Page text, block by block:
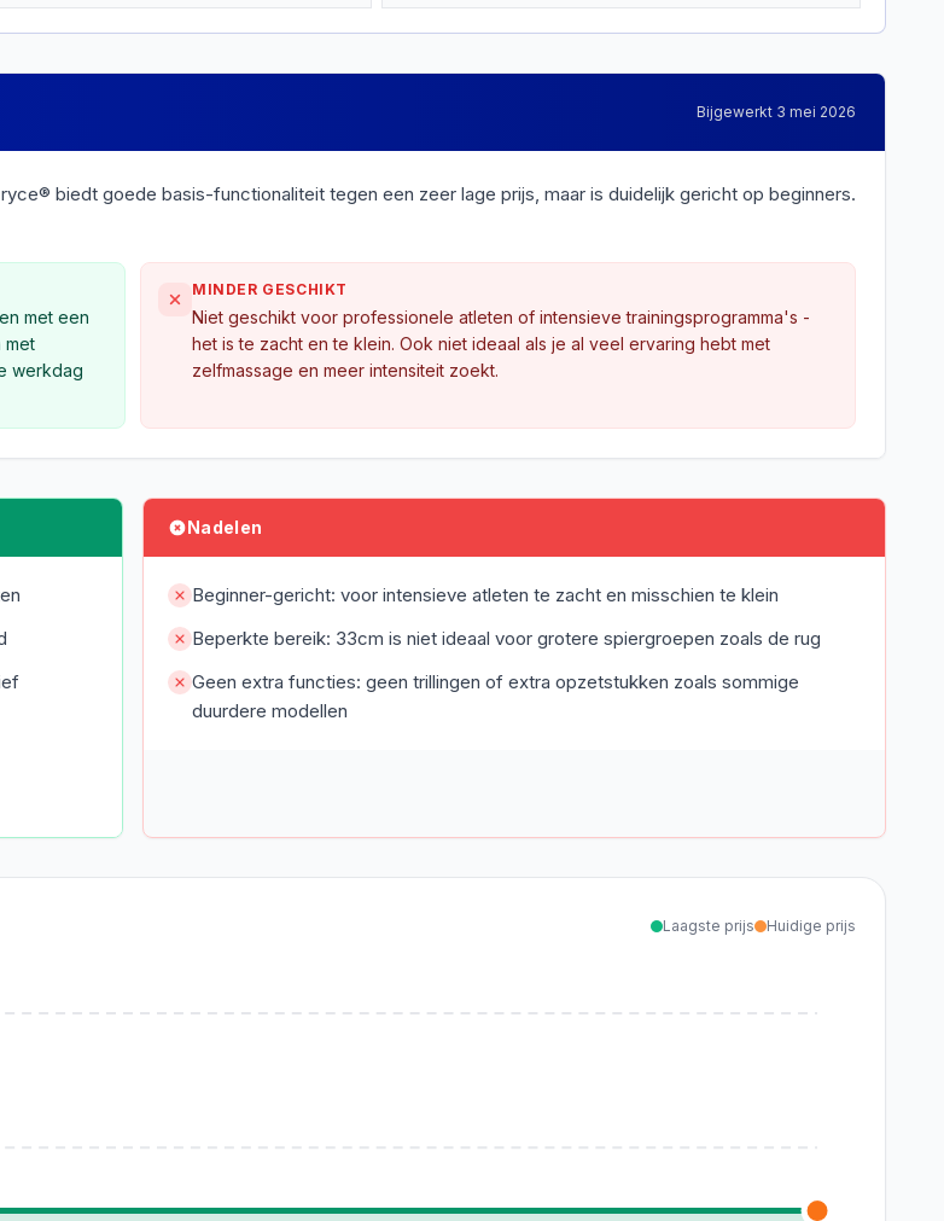
Bijgewerkt 3 mei 2026
biedt goede basis-functionaliteit tegen een zeer lage prijs, maar is duidelijk gericht op beginners.
met een
met
werkdag
MINDER GESCHIKT
Niet geschikt voor professionele atleten of intensieve trainingsprogramma's -
het is te zacht en te klein. Ook niet ideaal als je al veel ervaring hebt met
zelfmassage en meer intensiteit zoekt.
Nadelen
Beginner-gericht: voor intensieve atleten te zacht en misschien te klein
Beperkte bereik: 33cm is niet ideaal voor grotere spiergroepen zoals de rug
Geen extra functies: geen trillingen of extra opzetstukken zoals sommige
duurdere modellen
Laagste prijs Huidige prijs